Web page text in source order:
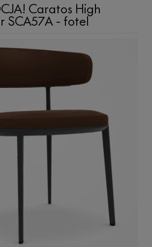
Caratos High
SCA57A - fotel